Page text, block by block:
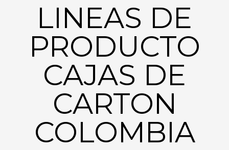
LINEAS DE
PRODUCTO
CAJAS DE
CARTON
COLOMBIA